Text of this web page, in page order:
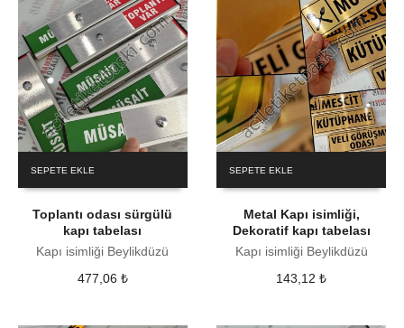
SEPETE EKLE
Toplantı odası sürgülü
kapı tabelası
Kapı isimliği Beylikdüzü
477,06 ₺
SEPETE EKLE
Metal Kapı isimliği,
Dekoratif kapı tabelası
Kapı isimliği Beylikdüzü
143,12₺